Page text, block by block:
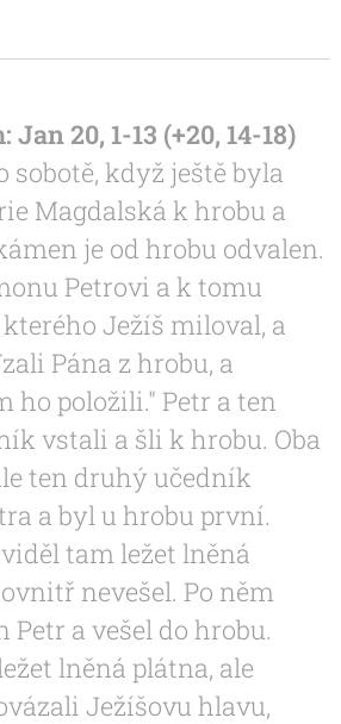
20, 1-13 (+20, 14-18)
sobotě, když ještě byla
Magdalská k hrobu a
je od hrobu odvalen.
Petrovi a k tomu
Ježíš miloval, a
Pána z hrobu, a
ho položili." Petr a ten
vstali a šli k hrobu. Oba
ten druhý učedník
a byl u hrobu první.
tam ležet lněná
nevešel. Po něm
Petr a vešel do hrobu.
lněná plátna, ale
Ježíšovu hlavu,